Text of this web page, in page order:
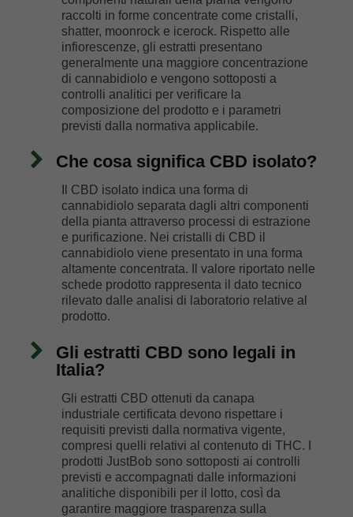
raccolti in forme concentrate come cristalli,
shatter, moonrock e icerock. Rispetto alle
infiorescenze, gli estratti presentano
generalmente una maggiore concentrazione
di cannabidiolo e vengono sottoposti a
controlli analitici per verificare la
composizione del prodotto e i parametri
previsti dalla normativa applicabile.
Che cosa significa CBD isolato?
Il CBD isolato indica una forma di
cannabidiolo separata dagli altri componenti
della pianta attraverso processi di estrazione
e purificazione. Nei cristalli di CBD il
cannabidiolo viene presentato in una forma
altamente concentrata. Il valore riportato nelle
schede prodotto rappresenta il dato tecnico
rilevato dalle analisi di laboratorio relative al
prodotto.
Gli estratti CBD sono legali in
Italia?
Gli estratti CBD ottenuti da canapa
industriale certificata devono rispettare i
requisiti previsti dalla normativa vigente,
compresi quelli relativi al contenuto di THC. I
prodotti JustBob sono sottoposti ai controlli
previsti e accompagnati dalle informazioni
analitiche disponibili per il lotto, così da
garantire maggiore trasparenza sulla